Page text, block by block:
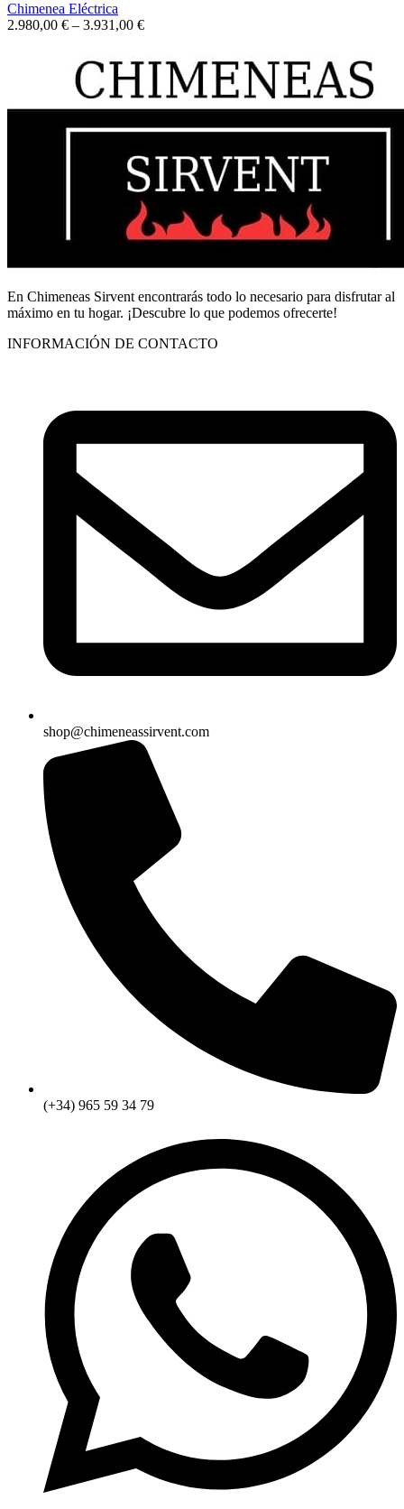
Chimenea Eléctrica
2.980,00 € – 3.931,00 €
En Chimeneas Sirvent encontrarás todo lo necesario para disfrutar al
máximo en tu hogar. ¡Descubre lo que podemos ofrecerte!
INFORMACIÓN DE CONTACTO
shop@chimeneassirvent.com
(+34) 965 59 34 79